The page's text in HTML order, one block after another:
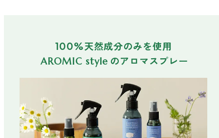
オレンジ
グレープフルーツ
100%天然成分のみを使用
AROMIC style のアロマスプレー